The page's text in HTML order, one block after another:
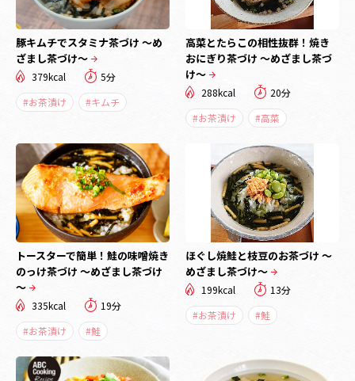
豚キムチでスタミナ茶づけ ～め
ざまし茶づけ～
379kcal
5分
#お茶漬け
#キムチ
高菜とたらこの相性抜群！焼き
おにぎり茶づけ ～めざまし茶づ
け～
288kcal
20分
#お茶漬け
#高菜
トースターで簡単！鮭の味噌焼き
のっけ茶づけ ～めざまし茶づけ
～
335kcal
19分
#お茶漬け
#鮭
ほぐし焼鮭と枝豆のお茶づけ ～
めざまし茶づけ～
199kcal
13分
#お茶漬け
#鮭